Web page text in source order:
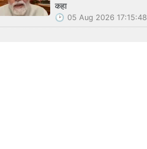
कहा
05 Aug 2026 17:15:48